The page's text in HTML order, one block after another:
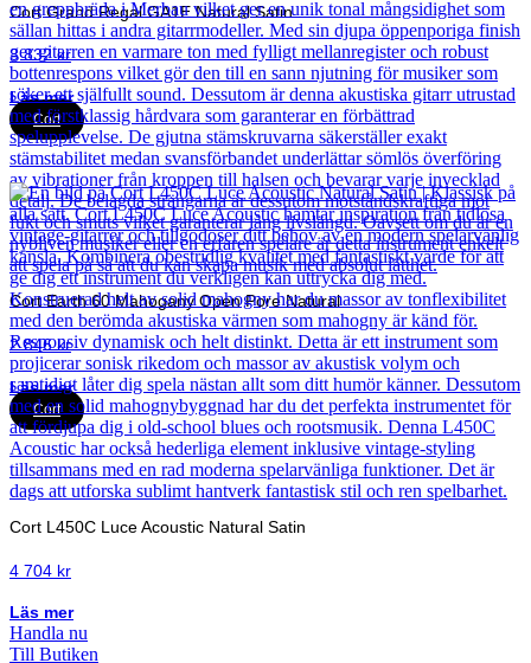
Cort Grand Regal GA1E Natural Satin
3 832kr
Läs mer
Cort
Cort Earth 60 Mahogany Open Pore Natural
2 846kr
Läs mer
Cort
Cort L450C Luce Acoustic Natural Satin
4 704 kr
Läs mer
Handla nu
Till Butiken